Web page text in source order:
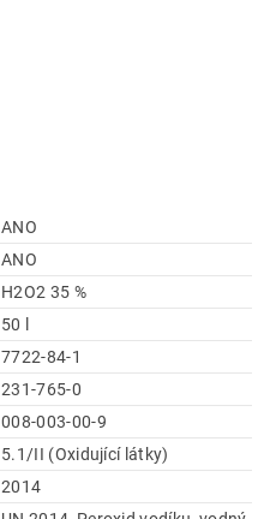
ANO
ANO
H2O2 35 %
50 l
7722-84-1
231-765-0
008-003-00-9
5.1/II (Oxidující látky)
2014